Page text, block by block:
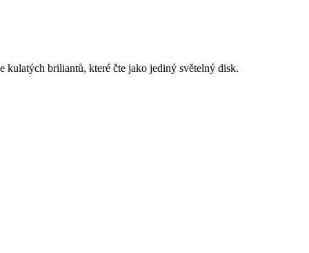
briliantů, které čte jako jediný světelný disk.